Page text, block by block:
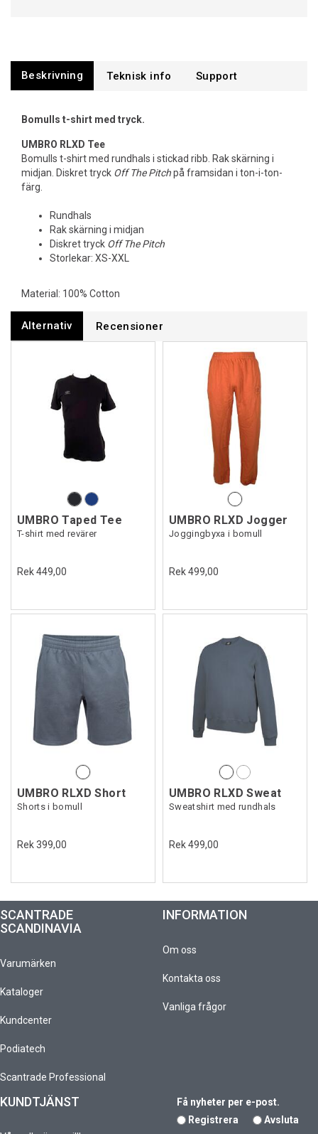
Beskrivning Support
Bomulls t-shirt med tryck.
UMBRO RLXD Tee
Bomulls t-shirt med rundhals i stickad ribb. Rak skärning i
midjan. Diskret tryck Off The Pitchpå framsidan i ton-i-ton-
färg.
Rundhals
Rak skärning i midjan
Diskret tryck Off The Pitch
Storlekar: XS-XXL
Material: 100% Cotton
Alternativ Recensioner
UMBRO Taped Tee
T-shirt med revärer
Rek 449,00
UMBRO RLXD Jogger
Joggingbyxa i bomull
Rek 499,00
UMBRO RLXD Short
Shorts i bomull
Rek 399,00
UMBRO RLXD Sweat
Sweatshirt med rundhals
Rek 499,00
SCANTRADE
SCANDINAVIA
Varumärken
Kataloger
Kundcenter
Podiatech
Scantrade Professional
INFORMATION
Om oss
Kontakta oss
Vanliga frågor
KUNDTJÄNST
Få nyheter per e-post.
Registrera
Avsluta